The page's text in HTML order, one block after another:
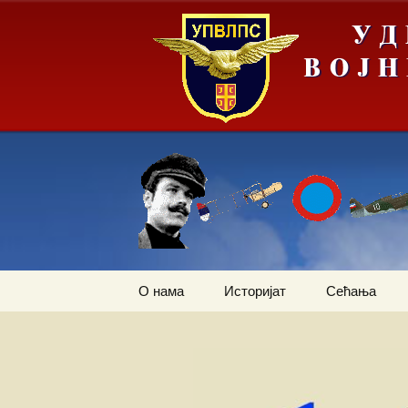
О нама Историјат Сећања